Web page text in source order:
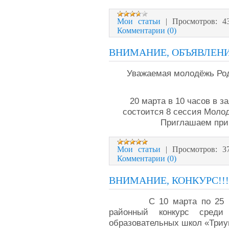
Мои статьи | Просмотров:
Комментарии (0)
ВНИМАНИЕ,
Уважаемая молодёжь
20 марта в 10 часов в
состоится 8 сессия
Приглашаем
Мои статьи | Просмотров:
Комментарии (0)
ВНИМАНИЕ, КОНКУРС!!!
С 10 марта по 25 мая
районный конкурс
образовательных школ